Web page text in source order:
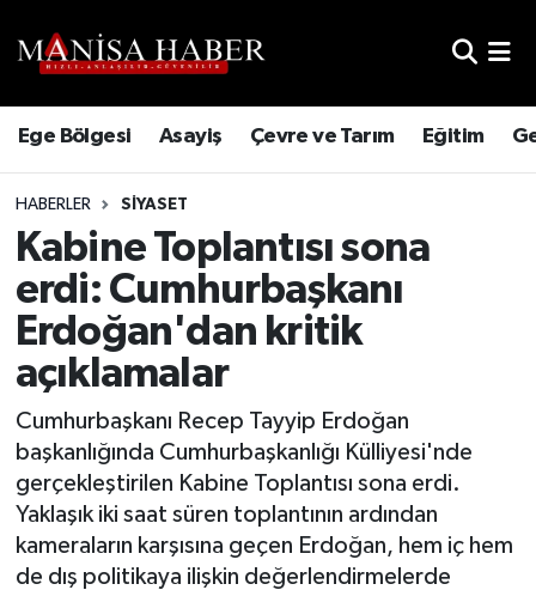
Ege Bölgesi Asayiş Çevre ve Tarım Eğitim
HABERLER SIYASET
Kabine Toplantısı sona
erdi: Cumhurbaşkanı
Erdoğan'dan kritik
açıklamalar
Cumhurbaşkanı Recep Tayyip Erdoğan
başkanlığında Cumhurbaşkanlığı Külliyesi'nde
gerçekleştirilen Kabine Toplantısı sona erdi.
Yaklaşık iki saat süren toplantının ardından
kameraların karşısına geçen Erdoğan, hem iç hem
de dış politikaya ilişkin değerlendirmelerde
Trafik Durumu
Süper Lig Puan Durumu ve Fikstür
Tüm Manşetler
Son Dakika Haberleri